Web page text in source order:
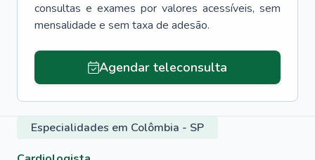
consultas e exames por valores acessíveis, sem
mensalidade e sem taxa de adesão.
Agendar teleconsulta
Especialidades em Colômbia - SP